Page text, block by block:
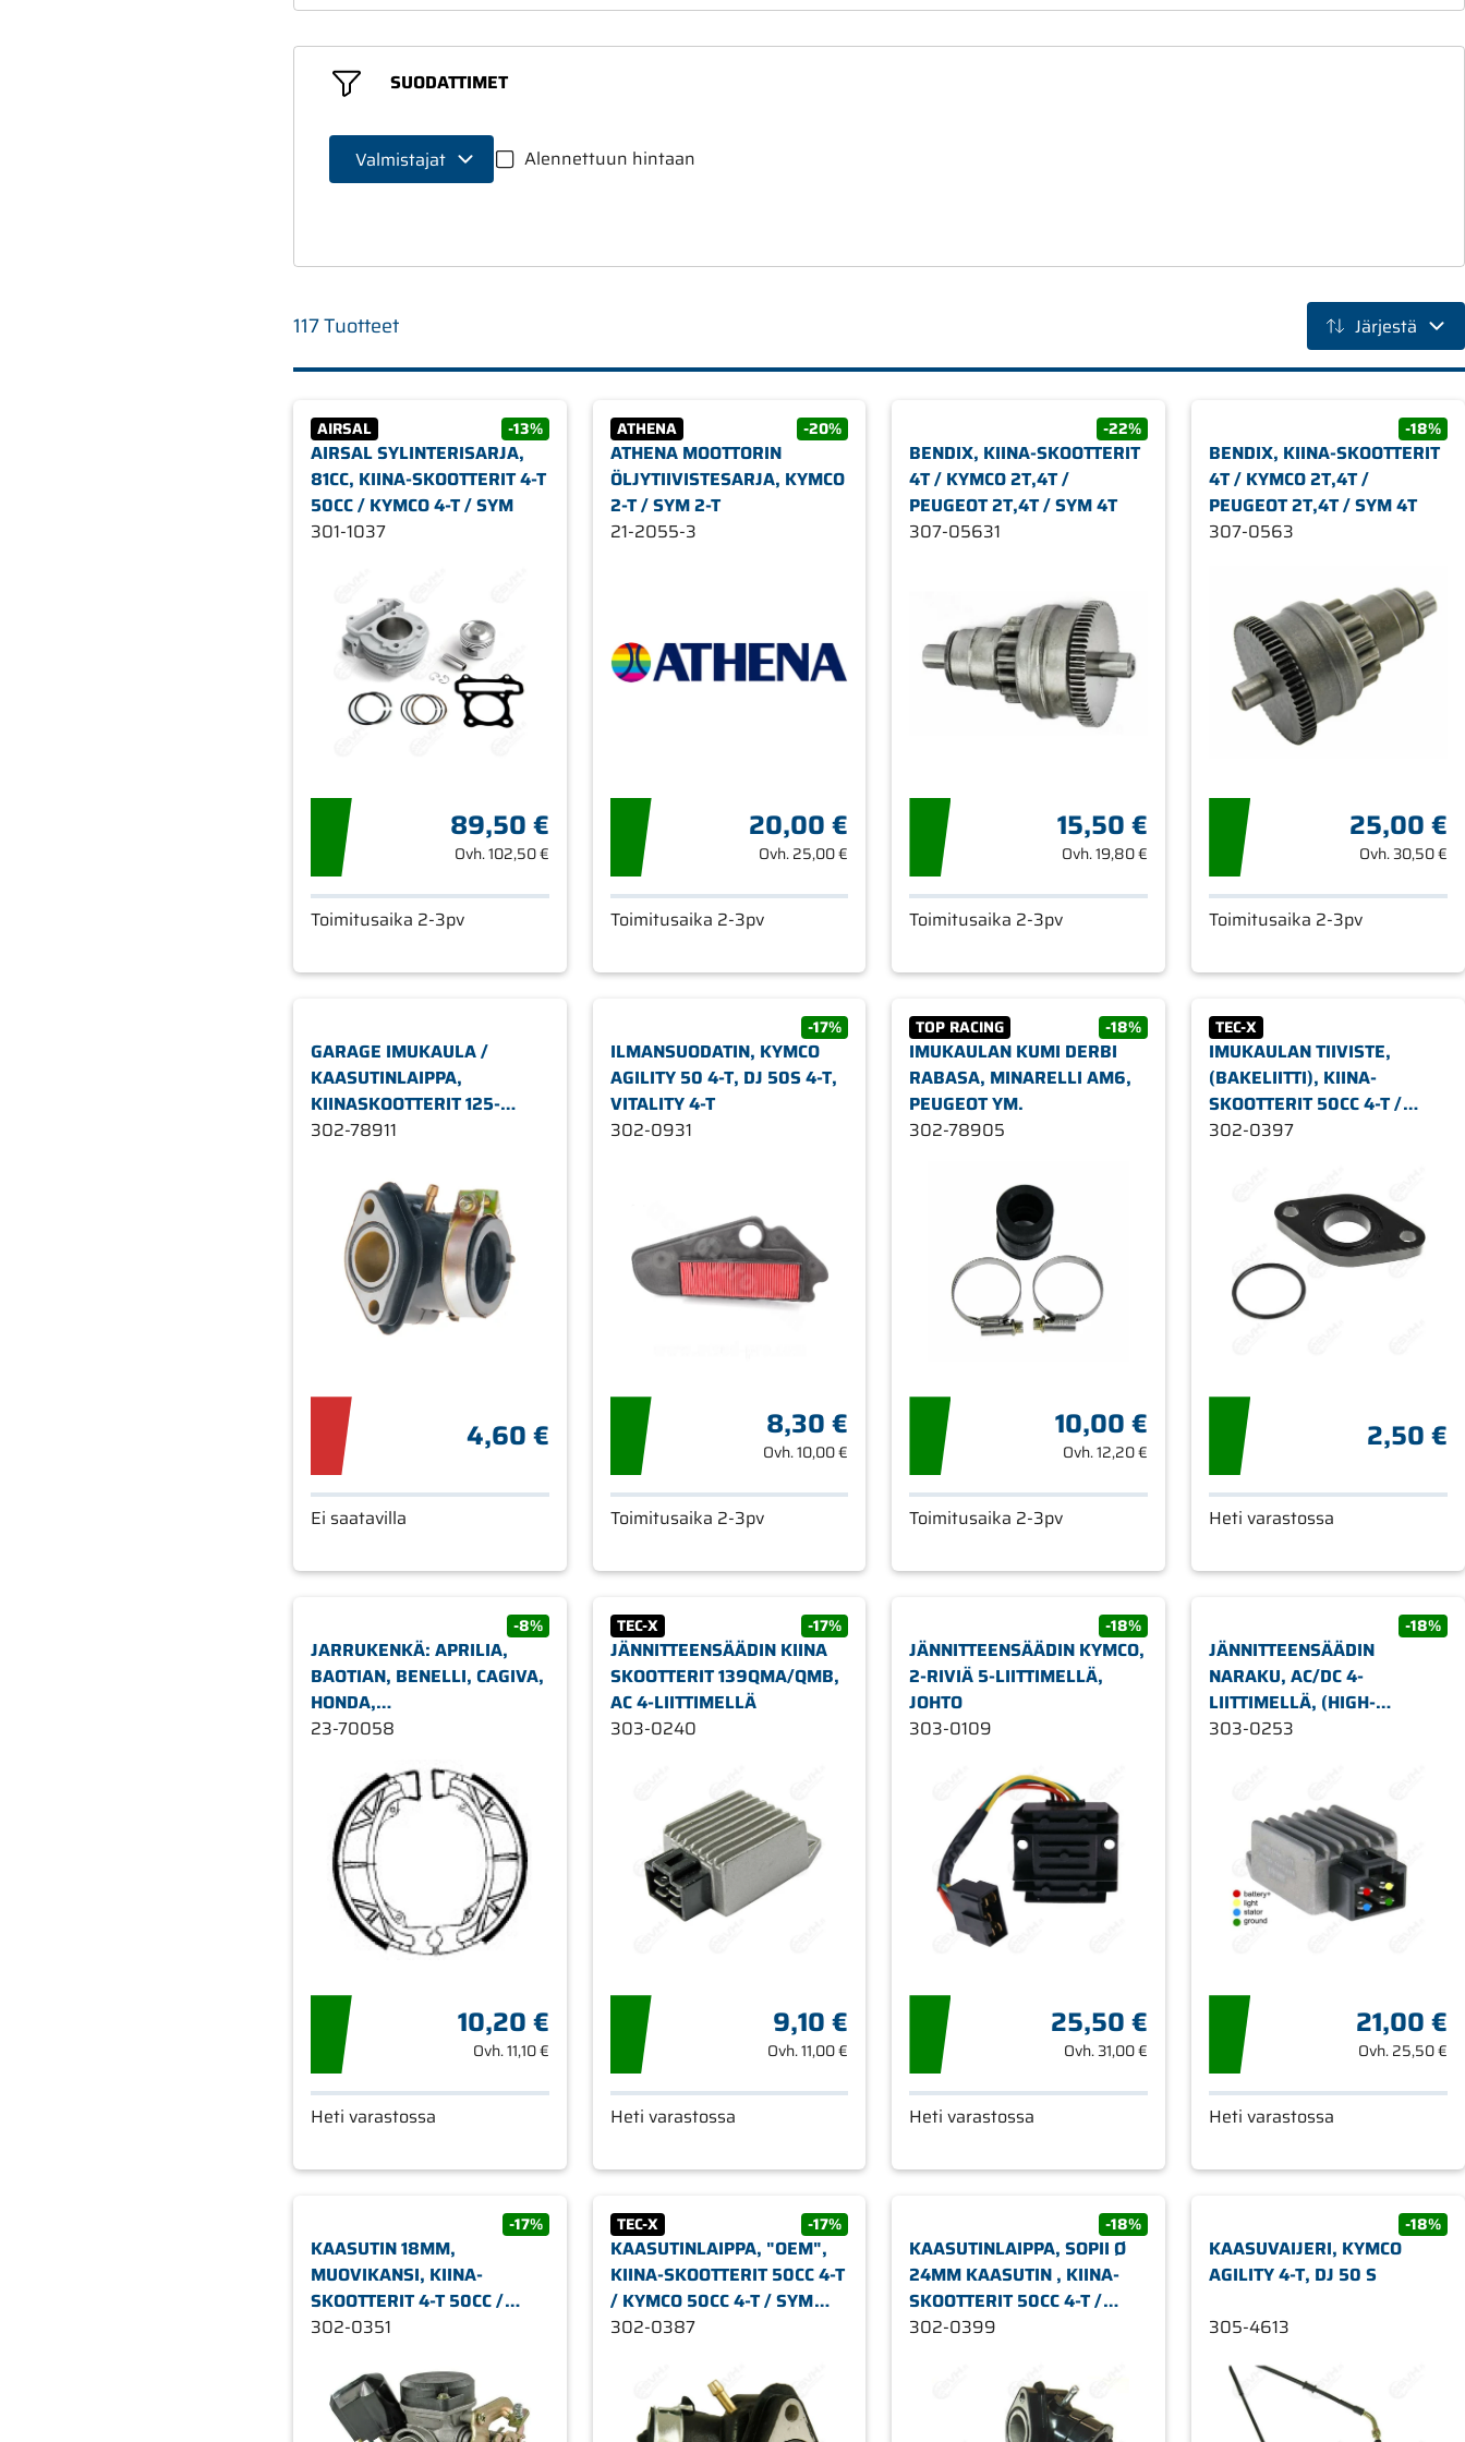
SUODATTIMET
Valmistajat Alennettuun hintaan
Järjestä
117 Tuotteet
AIRSAL -13%
AIRSAL SYLINTERISARJA,
81CC, KIINA-SKOOTTERIT 4-T
50CC / KYMCO 4-T / SYM
301-1037
89,50 €
Ovh.102,50 €
Toimitusaika 2-3pv
ATHENA -20%
ATHENA MOOTTORIN
ÖLJYTIIVISTESARJA, KYMCO
2-T / SYM 2-T
21-2055-3
20,00 €
Ovh.25,00 €
Toimitusaika 2-3pv
-22%
BENDIX, KIINA-SKOOTTERIT
4T / KYMCO 2T,4T /
PEUGEOT 2T,4T / SYM 4T
307-05631
15,50 €
Ovh.19,80 €
Toimitusaika 2-3pv
-18%
BENDIX, KIINA-SKOOTTERIT
4T / KYMCO 2T,4T /
PEUGEOT 2T,4T / SYM 4T
307-0563
25,00 €
Ovh.30,50 €
Toimitusaika 2-3pv
GARAGE IMUKAULA /
KAASUTINLAIPPA,
KIINASKOOTTERIT 125-
175CC, SISÄ Ø30MM CC
302-78911
4,60 €
Ei saatavilla
-17%
ILMANSUODATIN, KYMCO
AGILITY 50 4-T, DJ 50S 4-T,
VITALITY 4-T
302-0931
8,30 €
Ovh.10,00 €
Toimitusaika 2-3pv
TOP RACING -18%
IMUKAULAN KUMI DERBI
RABASA, MINARELLI AM6,
PEUGEOT YM.
302-78905
10,00 €
Ovh.12,20 €
Toimitusaika 2-3pv
TEC-X
IMUKAULAN TIIVISTE,
(BAKELIITTI), KIINA-
SKOOTTERIT 50CC 4-T /
KYMCO 50CC 4-T
302-0397
2,50 €
Heti varastossa
-8%
JARRUKENKÄ: APRILIA,
BAOTIAN, BENELLI, CAGIVA,
HONDA,
KYMCO,MALAGUTI,PEUGEOT,SYM
23-70058
10,20 €
Ovh.11,10 €
Heti varastossa
TEC-X -17%
JÄNNITTEENSÄÄDIN KIINA
SKOOTTERIT 139QMA/QMB,
AC 4-LIITTIMELLÄ
303-0240
9,10 €
Ovh.11,00 €
Heti varastossa
-18%
JÄNNITTEENSÄÄDIN KYMCO,
2-RIVIÄ 5-LIITTIMELLÄ,
JOHTO
303-0109
25,50 €
Ovh.31,00 €
Heti varastossa
-18%
JÄNNITTEENSÄÄDIN
NARAKU, AC/DC 4-
LIITTIMELLÄ, (HIGH-
OUTPUT)
303-0253
21,00 €
Ovh.25,50 €
Heti varastossa
-17%
KAASUTIN 18MM,
MUOVIKANSI, KIINA-
SKOOTTERIT 4-T 50CC /
KYMCO 4-T / SYM 4-T
302-0351
TEC-X -17%
KAASUTINLAIPPA, "OEM",
KIINA-SKOOTTERIT 50CC 4-T
/ KYMCO 50CC 4-T / SYM
50CC 4-T
302-0387
-18%
KAASUTINLAIPPA, SOPII Ø
24MM KAASUTIN , KIINA-
SKOOTTERIT 50CC 4-T /
KYMCO 50CC 4
302-0399
-18%
KAASUVAIJERI, KYMCO
AGILITY 4-T, DJ 50 S
305-4613